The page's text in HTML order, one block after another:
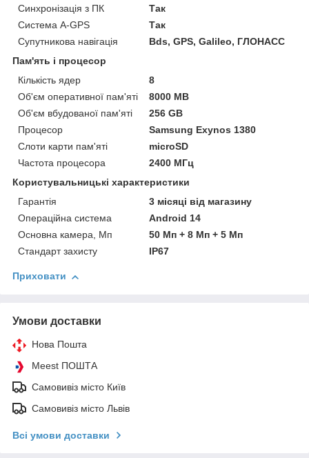
Синхронізація з ПК
Так
Система A-GPS
Так
Супутникова навігація
Bds, GPS, Galileo, ГЛОНАСС
Пам'ять і процесор
Кількість ядер
8
Об'єм оперативної пам'яті
8000 MB
Об'єм вбудованої пам'яті
256 GB
Процесор
Samsung Exynos 1380
Слоти карти пам'яті
microSD
Частота процесора
2400 МГц
Користувальницькі характеристики
Гарантія
3 місяці від магазину
Операційна система
Android 14
Основна камера, Мп
50 Мп + 8 Мп + 5 Мп
Стандарт захисту
IP67
Приховати
Умови доставки
Нова Пошта
Meest ПОШТА
Самовивіз місто Київ
Самовивіз місто Львів
Всі умови доставки